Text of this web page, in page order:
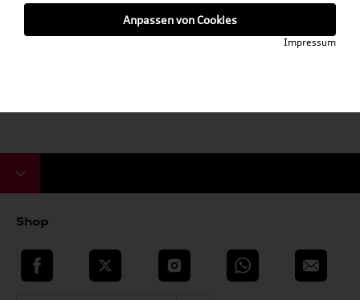
Shop
teilen Twitter Instagram WhatsApp E-Mail
Anpassen von Cookies
Impressum